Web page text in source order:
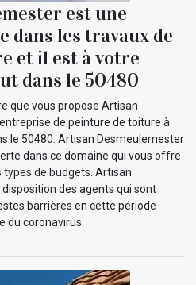
est une
dans les travaux de
et il est à votre
dans le 50480
que vous propose Artisan
de peinture de toiture à
le 50480. Artisan Desmeulemester
dans ce domaine qui vous offre
types de budgets. Artisan
des agents qui sont
barrières en cette période
du coronavirus.